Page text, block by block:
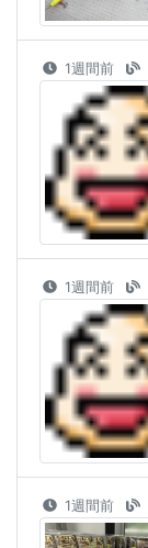
1週間前
1週間前
1週間前